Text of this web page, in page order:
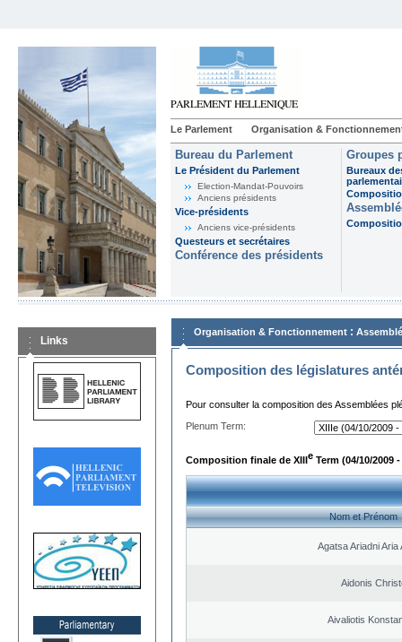
Le Parlement Organisation &
Bureau du Parlement
Le Président du Parlement
Election-Mandat-Pouvoirs
Anciens présidents
Vice-présidents
Anciens vice-présidents
Questeurs et secrétaires
Conférence des présidents
Groupes
Bureaux
Links
Organisation & Fonctionnement :
Composition des législatures
Pour consulter la composition des Assemblées
Plenum Term:
Composition finale de XIIIe Term (04/10/2009 -
Nom et Prénom
Agatsa Ariadni Aria
Aidonis
Aivaliotis